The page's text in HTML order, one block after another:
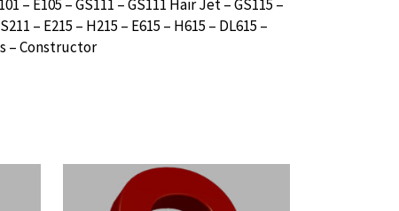
– E105 – GS111 – GS111 Hair Jet – GS115 –
– E215 – H215 – E615 – H615 – DL615 –
– Constructor